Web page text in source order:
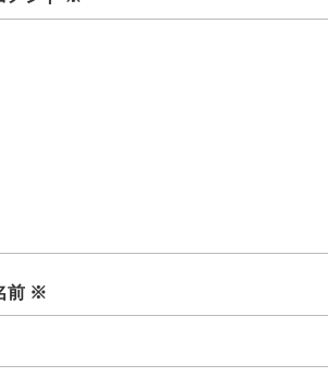
前 ※